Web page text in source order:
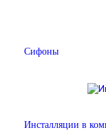
Сифоны
Инсталляции в